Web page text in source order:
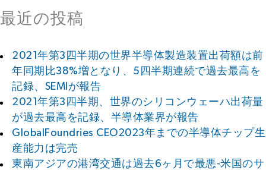
最近の投稿
2021年第3四半期の世界半導体製造装置出荷額は前
年同期比38%増となり、5四半期連続で過去最高を
記録、SEMIが報告
2021年第3四半期、世界のシリコンウェーハ出荷量
が過去最高を記録、半導体業界が報告
GlobalFoundries CEO2023年までの半導体チップ生
産能力は完売
東南アジアの港湾交通は過去6ヶ月で最悪-米国のサ